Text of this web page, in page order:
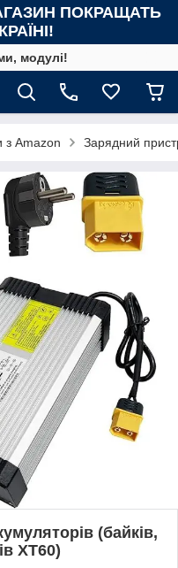
ПОКРАЩАТЬ
модулі!
з Amazon Зарядний
(байків,
XT60)